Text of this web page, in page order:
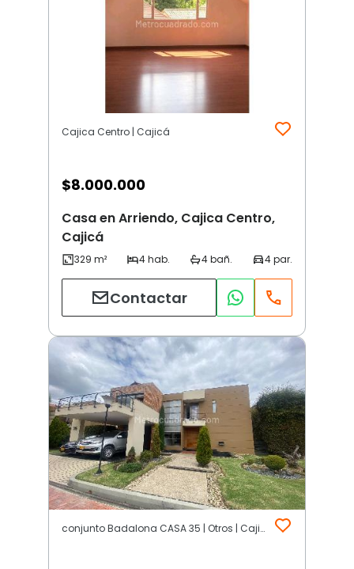
Cajica Centro | Cajicá
$8.000.000
Casa en Arriendo, Cajica Centro,
Cajicá
Contactar
conjunto Badalona CASA 35 | Otros | Cajicá